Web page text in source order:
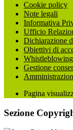
Cookie policy
Note legali
Informativa
Ufficio
Dichiarazione
Obiettivi di
Whistleblowing
Gestione
Pagina
Sezione